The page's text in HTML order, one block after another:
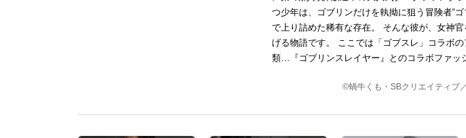
つ少年は、ゴブリンだけを執拗に狙う冒険者“
で上り詰めた稀有な存在。 そんな彼が、女神
げる物語です。 ここでは「ゴブスレ」コラボ
類…『ゴブリンスレイヤー』とのコラボファッ
©蝸牛くも・SBクリエイティブ